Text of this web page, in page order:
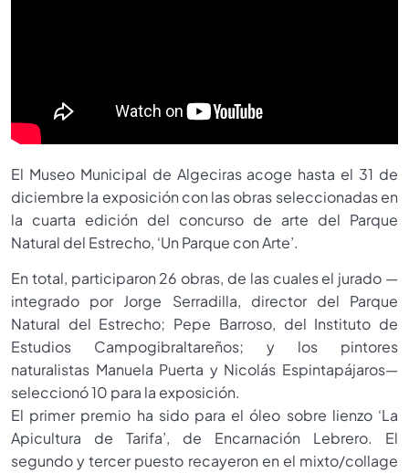
El Museo Municipal de Algeciras acoge hasta el 31 de
diciembre la exposición con las obras seleccionadas en
la cuarta edición del concurso de arte del Parque
Natural del Estrecho, ‘Un Parque con Arte’.
En total, participaron 26 obras, de las cuales el jurado —
integrado por Jorge Serradilla, director del Parque
Natural del Estrecho; Pepe Barroso, del Instituto de
Estudios Campogibraltareños; y los pintores
naturalistas Manuela Puerta y Nicolás Espintapájaros—
seleccionó 10 para la exposición.
El primer premio ha sido para el óleo sobre lienzo ‘La
Apicultura de Tarifa’, de Encarnación Lebrero. El
segundo y tercer puesto recayeron en el mixto/collage